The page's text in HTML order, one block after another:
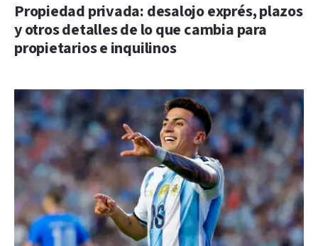
Propiedad privada: desalojo exprés, plazos
y otros detalles de lo que cambia para
propietarios e inquilinos